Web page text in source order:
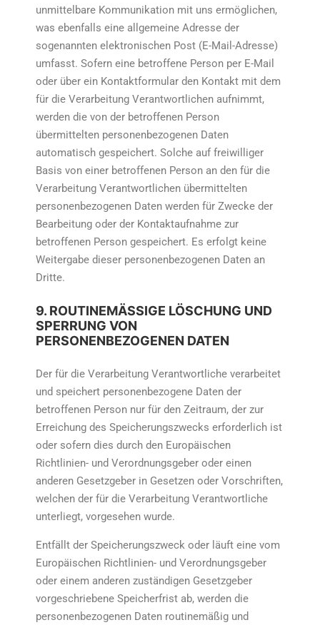
unmittelbare Kommunikation mit uns ermöglichen,
was ebenfalls eine allgemeine Adresse der
sogenannten elektronischen Post (E-Mail-Adresse)
umfasst. Sofern eine betroffene Person per E-Mail
oder über ein Kontaktformular den Kontakt mit dem
für die Verarbeitung Verantwortlichen aufnimmt,
werden die von der betroffenen Person
übermittelten personenbezogenen Daten
automatisch gespeichert. Solche auf freiwilliger
Basis von einer betroffenen Person an den für die
Verarbeitung Verantwortlichen übermittelten
personenbezogenen Daten werden für Zwecke der
Bearbeitung oder der Kontaktaufnahme zur
betroffenen Person gespeichert. Es erfolgt keine
Weitergabe dieser personenbezogenen Daten an
Dritte.
9. ROUTINEMÄSSIGE LÖSCHUNG UND S
PERRUNG VON P
ERSONENBEZOGENEN DATEN
Der für die Verarbeitung Verantwortliche verarbeitet
und speichert personenbezogene Daten der
betroffenen Person nur für den Zeitraum, der zur
Erreichung des Speicherungszwecks erforderlich ist
oder sofern dies durch den Europäischen
Richtlinien- und Verordnungsgeber oder einen
anderen Gesetzgeber in Gesetzen oder Vorschriften,
welchen der für die Verarbeitung Verantwortliche
unterliegt, vorgesehen wurde.
Entfällt der Speicherungszweck oder läuft eine vom
Europäischen Richtlinien- und Verordnungsgeber
oder einem anderen zuständigen Gesetzgeber
vorgeschriebene Speicherfrist ab, werden die
personenbezogenen Daten routinemäßig und